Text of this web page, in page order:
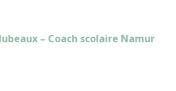
– Coach scolaire Namur